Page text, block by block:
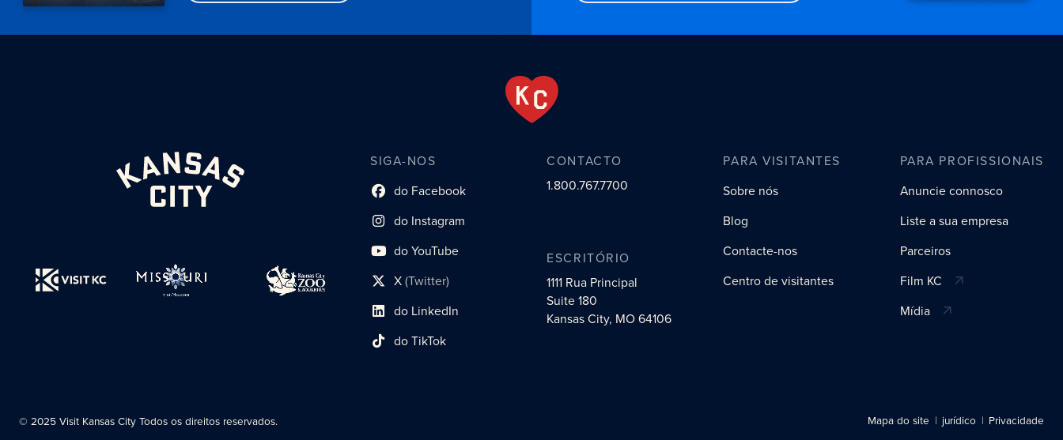
SIGA-NOS
Link do perfil social
do Facebook
Link do perfil social
do Instagram
Link do perfil social
do YouTube
Link do perfil social
X(Twitter)
Link do perfil social
do LinkedIn
Link do perfil social
do TikTok
CONTACTO
1.800.767.7700
ESCRITÓRIO
1111 Rua Principal
Suite 180
Kansas City, MO 64106
PARA VISITANTES
Sobre nós
Blog
Contacte-nos
Centro de visitantes
PARA PROFISSIONAIS
Anuncie connosco
Liste a sua empresa
Parceiros
Film KC
Mídia
Mapa do site jurídico Privacidade
© 2025 Visit Kansas City Todos os direitos reservados.